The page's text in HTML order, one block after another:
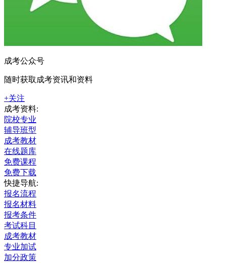
成考公众号
随时获取成考资讯和资料
+关注
成考资料:
院校专业
辅导班型
成考教材
在线题库
免费课程
免费下载
快捷导航:
报名流程
报名材料
报考条件
考试科目
成考教材
专业加试
加分政策